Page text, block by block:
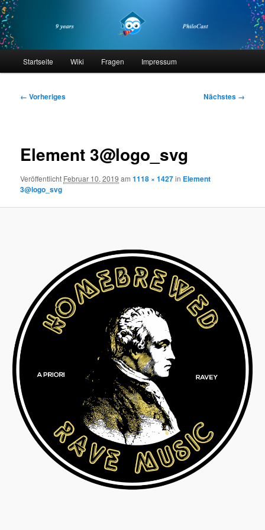
Zum
primären
Inhalt
springenphilocast
Startseite Wiki Fragen Impressum
Bilder-
← Vorheriges Nächstes →
Element 3@logo_svg
Veröffentlicht Februar 10, 2019 am1118 × 1427in Element
3@logo_svg